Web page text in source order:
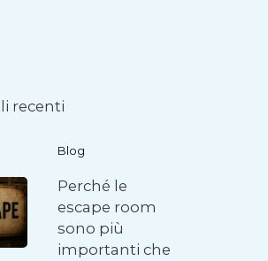
recenti
Blog
Perché le
escape room
sono più
importanti che